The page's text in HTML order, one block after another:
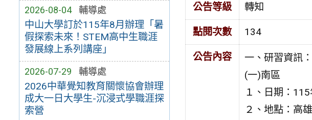
2026-08-04 輔導處
中山大學訂於115年8月辦理「暑
假探索未來！STEM高中生職涯
發展線上系列講座」
2026-07-29 輔導處
2026中華覺知教育關懷協會辦理
成大一日大學生-沉浸式學職涯探
索營
公告等級 轉知
點閱次數 134
公告內容
一、研習資訊：
(一)南區
１、日期：
２、地點：高